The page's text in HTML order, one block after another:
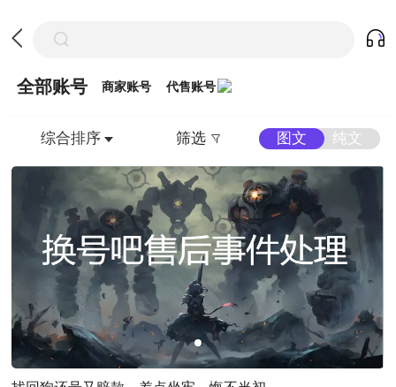
全部账号 商家账号 代售账号
综合排序 筛选 图文 纯文